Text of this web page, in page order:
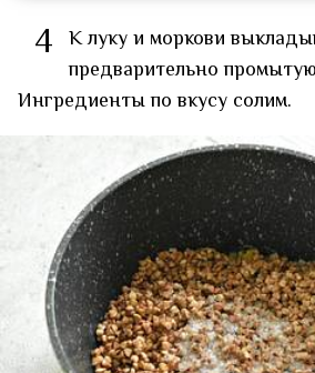
4 К луку и моркови
предварительно
Ингредиенты по вкусу солим.